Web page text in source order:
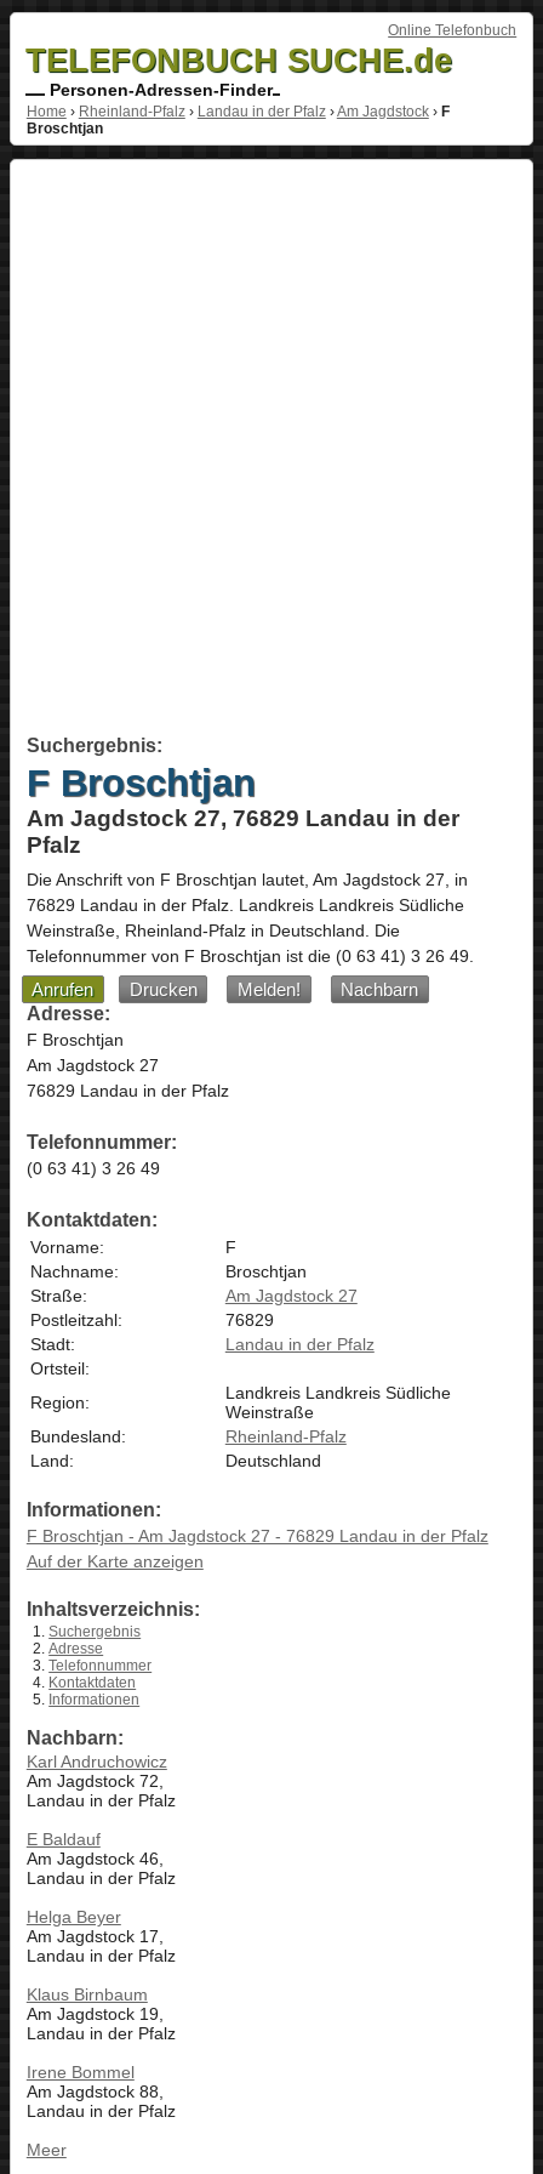
Online Telefonbuch
TELEFONBUCH SUCHE.de
Personen-Adressen-Finder
Home › Rheinland-Pfalz› Landau in der Pfalz›Am Jagdstock› F
Broschtjan
Suchergebnis:
F Broschtjan
Am Jagdstock 27, 76829 Landau in der
Pfalz
Die Anschrift von F Broschtjan lautet, Am Jagdstock 27, in
76829 Landau in der Pfalz. Landkreis Landkreis Südliche
Weinstraße, Rheinland-Pfalzin Deutschland. Die
Telefonnummer von F Broschtjan ist die (0 63 41) 3 26 49.
Anrufen Drucken Melden!
Nachbarn
Adresse:
F Broschtjan
Am Jagdstock 27
76829 Landau in der Pfalz
Telefonnummer:
(0 63 41) 3 26 49
Kontaktdaten:
Vorname:
F
Nachname:
Broschtjan
Straße:
Am Jagdstock 27
Postleitzahl:
76829
Stadt:
Landau in der Pfalz
Ortsteil:
Region:
Landkreis Landkreis Südliche
Weinstraße
Bundesland:
Rheinland-Pfalz
Land:
Deutschland
Informationen:
F Broschtjan - Am Jagdstock 27 - 76829 Landau in der Pfalz
Auf der Karte anzeigen
Inhaltsverzeichnis:
Suchergebnis
Adresse
Telefonnummer
Kontaktdaten
Informationen
Nachbarn:
Karl Andruchowicz
Am Jagdstock 72,
Landau in der Pfalz
E Baldauf
Am Jagdstock 46,
Landau in der Pfalz
Helga Beyer
Am Jagdstock 17,
Landau in der Pfalz
Klaus Birnbaum
Am Jagdstock 19,
Landau in der Pfalz
Irene Bommel
Am Jagdstock 88,
Landau in der Pfalz
Meer